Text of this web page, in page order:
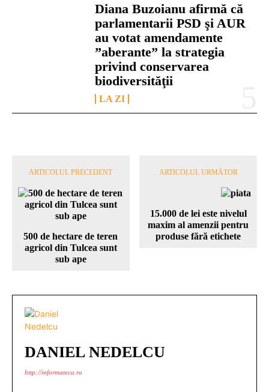
Diana Buzoianu afirmă că
parlamentarii PSD şi AUR
au votat amendamente
”aberante” la strategia
privind conservarea
biodiversităţii
LA ZI
ARTICOLUL PRECEDENT
500 de hectare de teren
agricol din Tulcea sunt
sub ape
ARTICOLUL URMĂTOR
15.000 de lei este nivelul
maxim al amenzii pentru
produse fără etichete
DANIEL NEDELCU
http://informateca.ro